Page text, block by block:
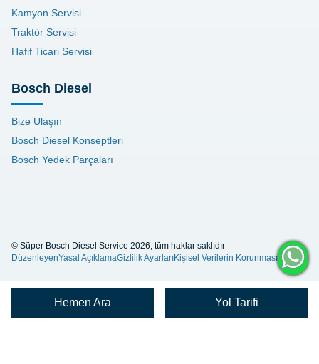
Kamyon Servisi
Traktör Servisi
Hafif Ticari Servisi
Bosch Diesel
Bize Ulaşın
Bosch Diesel Konseptleri
Bosch Yedek Parçaları
© Süper Bosch Diesel Service 2026, tüm haklar saklıdır
DüzenleyenYasal AçıklamaGizlilik AyarlarıKişisel Verilerin Korunması
Hemen Ara Yol Tarifi